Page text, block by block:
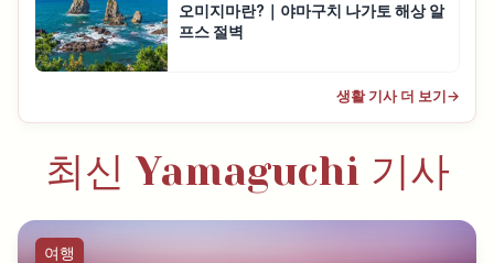
오미지마란?｜야마구치 나가토 해상 알
프스 절벽
생활 기사 더 보기 →
최신 Yamaguchi 기사
여행